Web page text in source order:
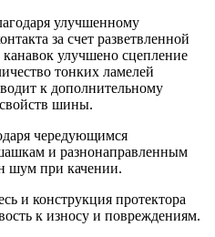
улучшенному
за счет разветвленной
улучшено сцепление
тонких ламелей
к дополнительному
шины.
чередующимся
и разнонаправленным
шум при качении.
и конструкция протектора
к износу и повреждениям.